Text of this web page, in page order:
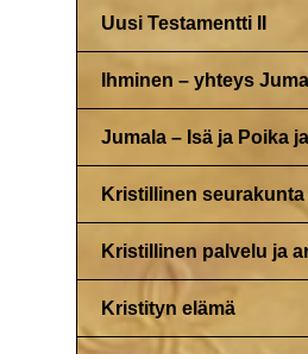
Uusi Testamentti II
Ihminen – yhteys
Jumala – Isä ja Poika
Kristillinen seurakunta
Kristillinen palvelu ja
Kristityn elämä